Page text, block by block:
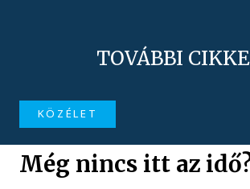
TOVÁBBI
KÖZÉLET
Még nincs itt az